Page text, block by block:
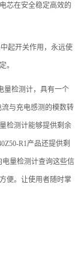
芯在安全稳定高效的
起开关作用，永远使
。
量检测计，具有一个
与充电感测的模数转
检测计能够提供剩余
R1产品还提供剩
量检测计查询这些信
便。让使用者随时掌